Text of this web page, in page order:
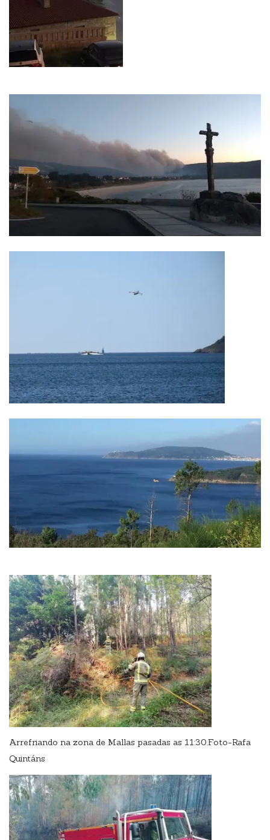
Arrefriando na zona de Mallas pasadas as 11:30.Foto-Rafa
Quintáns​